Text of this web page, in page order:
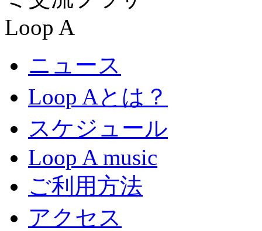
ニュース
Loop Aとは？
スケジュール
Loop A music
ご利用方法
アクセス